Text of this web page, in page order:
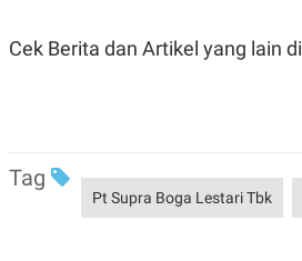
Cek Berita dan Artikel yang lain di
Tag
Pt Supra Boga Lestari Tbk